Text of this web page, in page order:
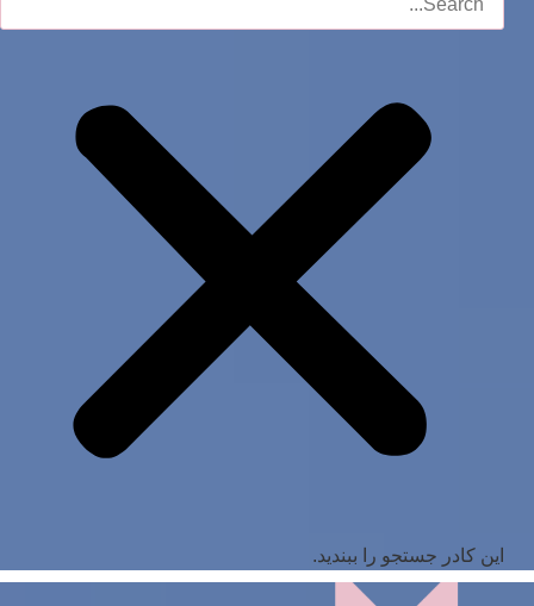
این کادر جستجو را ببندید.